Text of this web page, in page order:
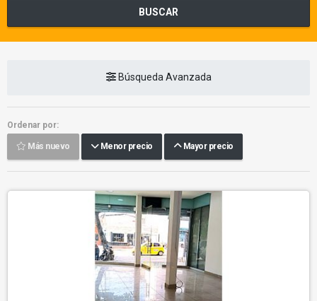
BUSCAR
Búsqueda Avanzada
Ordenar por:
Más nuevo Menor precio Mayor precio